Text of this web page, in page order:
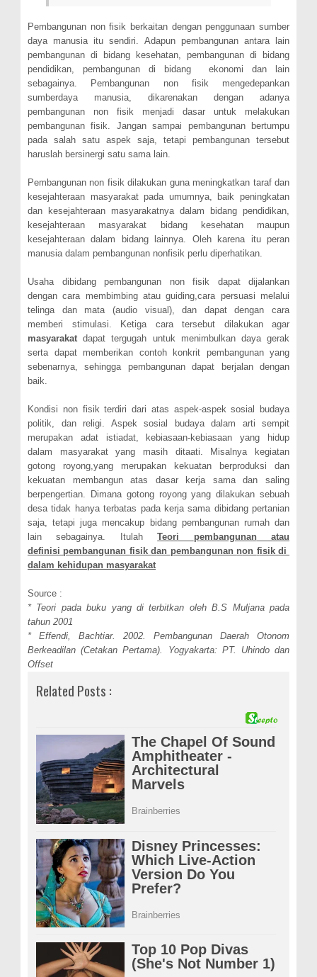
Pembangunan non fisik berkaitan dengan penggunaan sumber
daya manusia itu sendiri. Adapun pembangunan antara lain
pembangunan di bidang kesehatan, pembangunan di bidang
pendidikan, pembangunan di bidang ekonomi dan lain
sebagainya. Pembangunan non fisik mengedepankan
sumberdaya manusia, dikarenakan dengan adanya
pembangunan non fisik menjadi dasar untuk melakukan
pembangunan fisik. Jangan sampai pembangunan bertumpu
pada salah satu aspek saja, tetapi pembangunan tersebut
haruslah bersinergi satu sama lain.
Pembangunan non fisik dilakukan guna meningkatkan taraf dan
kesejahteraan masyarakat pada umumnya, baik peningkatan
dan kesejahteraan masyarakatnya dalam bidang pendidikan,
kesejahteraan masyarakat bidang kesehatan maupun
kesejahteraan dalam bidang lainnya. Oleh karena itu peran
manusia dalam pembangunan nonfisik perlu diperhatikan.
Usaha dibidang pembangunan non fisik dapat dijalankan
dengan cara membimbing atau guiding,cara persuasi melalui
telinga dan mata (audio visual), dan dapat dengan cara
memberi stimulasi. Ketiga cara tersebut dilakukan agar
masyarakat dapat tergugah untuk menimbulkan daya gerak
serta dapat memberikan contoh konkrit pembangunan yang
sebenarnya, sehingga pembangunan dapat berjalan dengan
baik.
Kondisi non fisik terdiri dari atas aspek-aspek sosial budaya
politik, dan religi. Aspek sosial budaya dalam arti sempit
merupakan adat istiadat, kebiasaan-kebiasaan yang hidup
dalam masyarakat yang masih ditaati. Misalnya kegiatan
gotong royong,yang merupakan kekuatan berproduksi dan
kekuatan membangun atas dasar kerja sama dan saling
berpengertian. Dimana gotong royong yang dilakukan sebuah
desa tidak hanya terbatas pada kerja sama dibidang pertanian
saja, tetapi juga mencakup bidang pembangunan rumah dan
lain sebagainya. ItulahTeori pembangunanatau
definisi pembangunan fisikdan pembangunan non fisikd i
dalam kehidupan masyarakat
Source :
* Teori pada buku yang di terbitkan oleh B.S Muljana pada
tahun 2001
* Effendi, Bachtiar. 2002. Pembangunan Daerah Otonom
Berkeadilan (Cetakan Pertama). Yogyakarta: PT. Uhindo dan
Offset
Related Posts :